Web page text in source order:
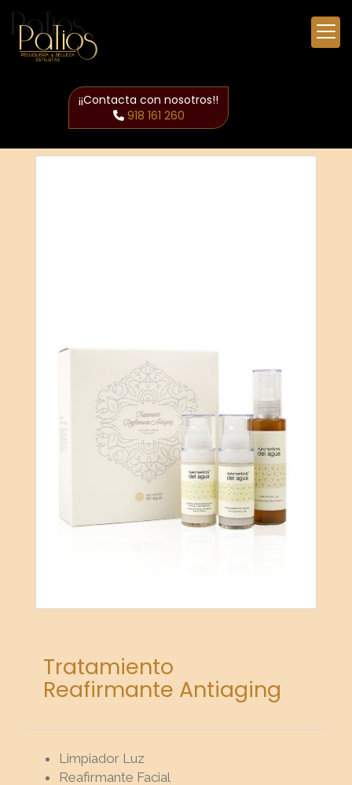
¡¡Contacta con nosotros!!
918 161 260
Tratamiento
Reafirmante Antiaging
Limpiador Luz
Reafirmante Facial